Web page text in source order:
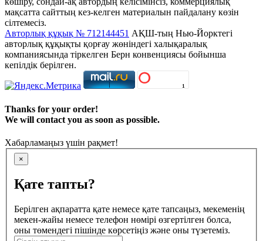
мақсатта сайттың кез-келген материалын пайдалану көзін
сілтемесіз.
Авторлық құқық № 712144451 АҚШ-тың Нью-Йорктегі
авторлық құқықты қорғау жөніндегі халықаралық
компаниясында тіркелген Берн конвенциясы бойынша
кепілдік берілген.
Thanks for your order!
We will contact you as soon as possible.
Хабарламаңыз үшін рақмет!
×
Қате тапты?
Берілген ақпаратта қате немесе қате тапсаңыз, мекеменің
мекен-жайы немесе телефон нөмірі өзгертілген болса,
оны төмендегі пішінде көрсетіңіз және оны түзетеміз.